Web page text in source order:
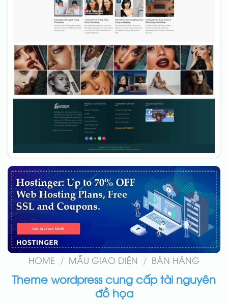
HOME / MẪU GIAO DIỆN / BÁN HÀNG
Theme wordpress cung cấp tài nguyên
đồ họa